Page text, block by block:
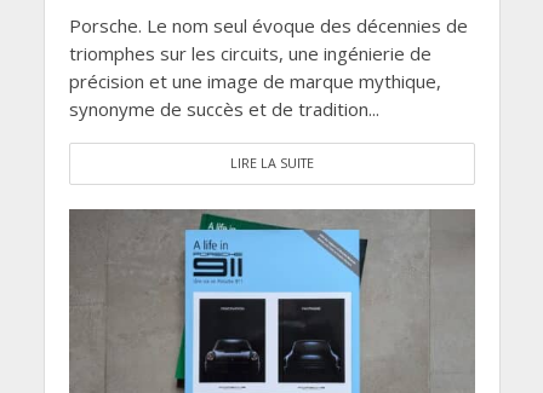
Porsche. Le nom seul évoque des décennies de
triomphes sur les circuits, une ingénierie de
précision et une image de marque mythique,
synonyme de succès et de tradition...
LIRE LA SUITE